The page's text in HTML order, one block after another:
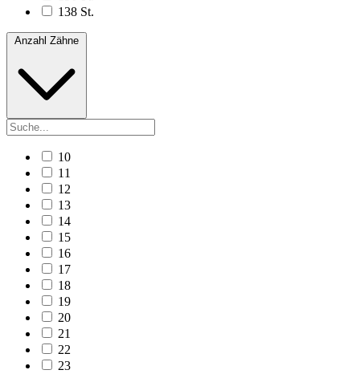
138 St.
Anzahl Zähne
10
11
12
13
14
15
16
17
18
19
20
21
22
23